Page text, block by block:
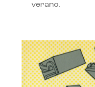
verano.